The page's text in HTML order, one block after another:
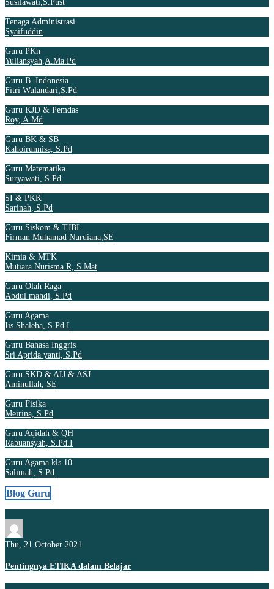
Susilawati,S.Pust
Tenaga Administrasi
Syaifuddin
Guru PKn
Yuliansyah,A.Ma.Pd
Guru B. Indonesia
Fitri Wulandari,S.Pd
Guru KJD & Pemdas
Roy, A.Md
Guru BK & SB
Kahoirunnisa, S.Pd
Guru Matematika
Suryawati, S.Pd
SI & PKK
Sarinah, S.Pd
Guru Siskom & TJBL
Firman Muhamad Nurdiana,SE
Kimia & MTK
Mutiara Nurisma R, S.Mat
Guru Olah Raga
Abdul mahdi, S.Pd
Guru Agama
Iis Shaleha, S.Pd.I
Guru Bahasa Inggris
Sri Aprida yanti, S.Pd
Guru SKD & AIJ & ASJ
Aminullah, SE
Guru Fisika
Meirina, S.Pd
Guru Aqidah & QH
Rabuansyah, S.Pd.I
Guru Agama kls 10
Salimah, S.Pd
Blog Guru
Thu, 21 October 2021
Pentingnya ETIKA dalam Belajar